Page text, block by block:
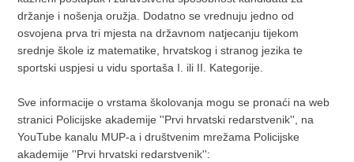
držanje i nošenja oružja. Dodatno se vrednuju jedno od
osvojena prva tri mjesta na državnom natjecanju tijekom
srednje škole iz matematike, hrvatskog i stranog jezika te
sportski uspjesi u vidu sportaša I. ili II. Kategorije.
Sve informacije o vrstama školovanja mogu se pronaći na web
stranici Policijske akademije ''Prvi hrvatski redarstvenik'', na
YouTube kanalu MUP-a i društvenim mrežama Policijske
akademije ''Prvi hrvatski redarstvenik'':